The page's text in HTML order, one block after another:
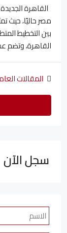
القاهرة
مصر حاليًا، حيث
بين التخطيط
القاهرة، وتضم
المقالات
سجل الآن